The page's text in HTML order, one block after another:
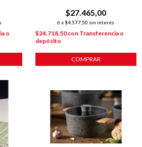
o
$27.465,00
6 x $4.577,50 sin interés
$24.718,50con Transferencia o
depósito
COMPRAR